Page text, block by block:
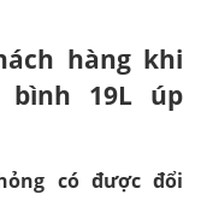
hàng khi
bình 19L úp
có được đổi